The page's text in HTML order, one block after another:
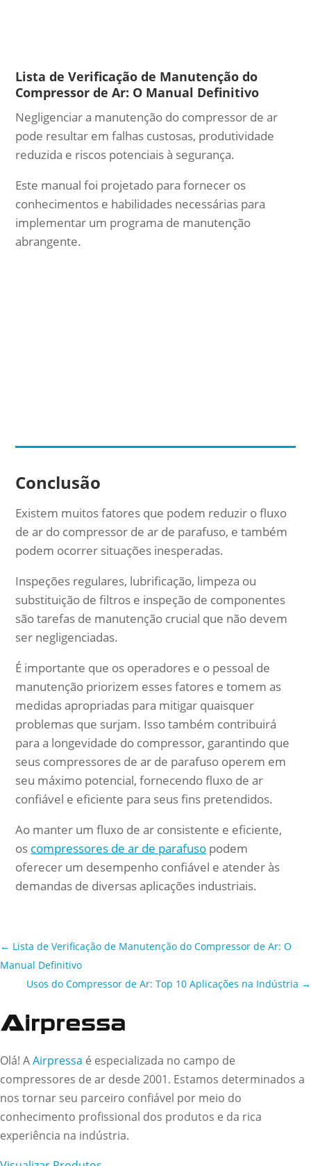
Lista de Verificação de Manutenção do
Compressor de Ar: O Manual Definitivo
Negligenciar a manutenção do compressor de ar
pode resultar em falhas custosas, produtividade
reduzida e riscos potenciais à segurança.
Este manual foi projetado para fornecer os
conhecimentos e habilidades necessárias para
implementar um programa de manutenção
abrangente.
Conclusão
Existem muitos fatores que podem reduzir o fluxo
de ar do compressor de ar de parafuso, e também
podem ocorrer situações inesperadas.
Inspeções regulares, lubrificação, limpeza ou
substituição de filtros e inspeção de componentes
são tarefas de manutenção crucial que não devem
ser negligenciadas.
É importante que os operadores e o pessoal de
manutenção priorizem esses fatores e tomem as
medidas apropriadas para mitigar quaisquer
problemas que surjam. Isso também contribuirá
para a longevidade do compressor, garantindo que
seus compressores de ar de parafuso operem em
seu máximo potencial, fornecendo fluxo de ar
confiável e eficiente para seus fins pretendidos.
Ao manter um fluxo de ar consistente e eficiente,
os compressores de ar de parafuso podem
oferecer um desempenho confiável e atender às
demandas de diversas aplicações industriais.
← Lista de Verificação de Manutenção do Compressor de Ar: O
Manual Definitivo
Usos do Compressor de Ar: Top 10 Aplicações na Indústria →
Olá! AAirpressa é especializada no campo de
compressores de ar desde 2001. Estamos determinados a
nos tornar seu parceiro confiável por meio do
conhecimento profissional dos produtos e da rica
experiência na indústria.